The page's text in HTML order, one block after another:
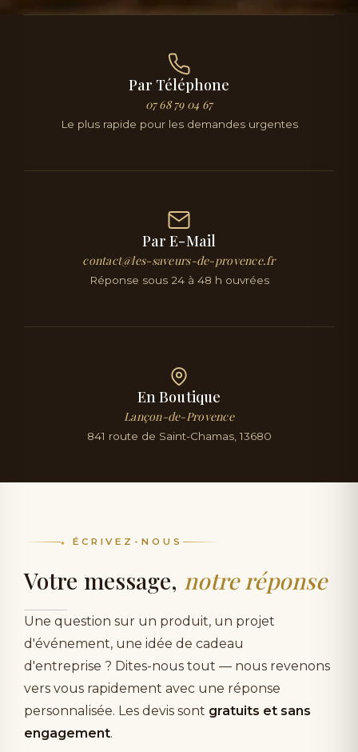
Par Téléphone
07 68 79 04 67
Le plus rapide pour les demandes urgentes
Par E-Mail
contact@les-saveurs-de-provence.fr
Réponse sous 24 à 48 h ouvrées
En Boutique
Lançon-de-Provence
841 route de Saint-Chamas, 13680
ÉCRIVEZ-NOUS
Votre message, notre réponse
Une question sur un produit, un projet
d'événement, une idée de cadeau
d'entreprise ? Dites-nous tout — nous revenons
vers vous rapidement avec une réponse
personnalisée. Les devis sont gratuits et sans
engagement.